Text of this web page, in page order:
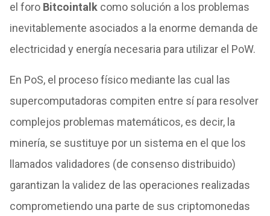
el foroBitcointalkcomo solución a los problemas
inevitablemente asociados a la enorme demanda de
electricidad y energía necesaria para utilizar el PoW.
En PoS, el proceso físico mediante las cual las
supercomputadoras compiten entre sí para resolver
complejos problemas matemáticos, es decir, la
minería, se sustituye por un sistema en el que los
llamados validadores (de consenso distribuido)
garantizan la validez de las operaciones realizadas
comprometiendo una parte de sus criptomonedas